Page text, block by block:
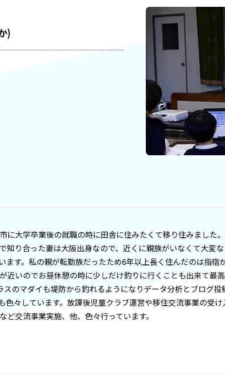
)
に大学卒業後の就職の時に田舎に住みたくて移り住みました
知り合った妻は大阪出身なので、近くに親族がいなくて大変
ます。私の親が転勤族だったため6年以上長く住んだのは指宿
近いのでお昼休憩の時に少しだけ釣りに行くことも出来て最
のマダイも堤防から釣れるようになりデータ分析とブログ
色々しています。放課後児童クラブ運営や移住交流事業の受
交流事業実施、他、色々行っています。